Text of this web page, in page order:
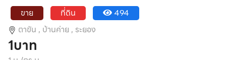
ขาย ที่ดิน
494
ตาขัน , บ้านค่าย , ระยอง
1บาท